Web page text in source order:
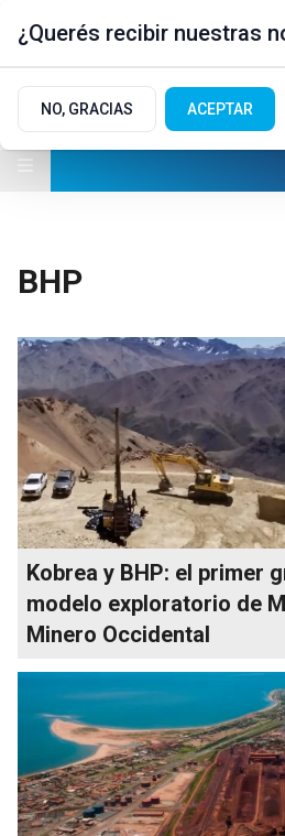
BHP
Kobrea y BHP: el primer
modelo exploratorio de
Minero Occidental
¿Querés recibir nuestras
NO, GRACIAS ACEPTAR